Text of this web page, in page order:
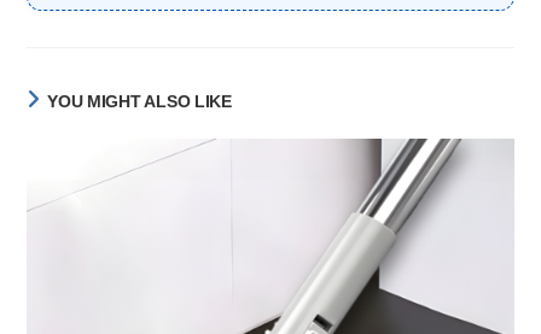
YOU MIGHT ALSO LIKE